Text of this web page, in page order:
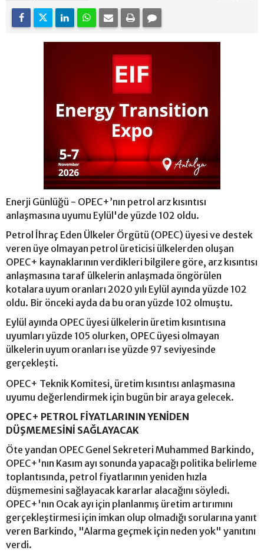
Enerji Günlüğü - OPEC+’nın petrol arz kısıntısı
anlaşmasına uyumu Eylül'de yüzde 102 oldu.
Petrol İhraç Eden Ülkeler Örgütü (OPEC) üyesi ve destek
veren üye olmayan petrol üreticisi ülkelerden oluşan
OPEC+ kaynaklarının verdikleri bilgilere göre, arz kısıntısı
anlaşmasına taraf ülkelerin anlaşmada öngörülen
kotalara uyum oranları 2020 yılı Eylül ayında yüzde 102
oldu. Bir önceki ayda da bu oran yüzde 102 olmuştu.
Eylül ayında OPEC üyesi ülkelerin üretim kısıntısına
uyumları yüzde 105 olurken, OPEC üyesi olmayan
ülkelerin uyum oranları ise yüzde 97 seviyesinde
gerçekleşti.
OPEC+ Teknik Komitesi, üretim kısıntısı anlaşmasına
uyumu değerlendirmek için bugün bir araya gelecek.
OPEC+ PETROL FİYATLARININ YENİDEN
DÜŞMEMESİNİ SAĞLAYACAK
Öte yandan OPEC Genel Sekreteri Muhammed Barkindo,
OPEC+'nın Kasım ayı sonunda yapacağı politika belirleme
toplantısında, petrol fiyatlarının yeniden hızla
düşmemesini sağlayacak kararlar alacağını söyledi.
OPEC+'nın Ocak ayı için planlanmış üretim artırımını
gerçekleştirmesi için imkan olup olmadığı sorularına yanıt
veren Barkindo, "Alarma geçmek için neden yok" yanıtını
verdi.